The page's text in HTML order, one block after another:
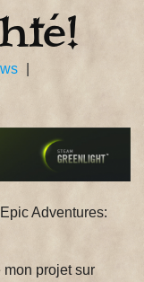
Adventures:
projet sur